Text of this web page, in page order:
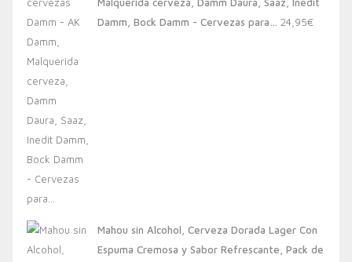
20,00€.13,88€.
Malquerida cerveza, Damm Daura, Saaz, Inedit
Damm, Bock Damm - Cervezas para… 24,95€
Mahou sin Alcohol, Cerveza Dorada Lager Con
Espuma Cremosa y Sabor Refrescante, Pack de